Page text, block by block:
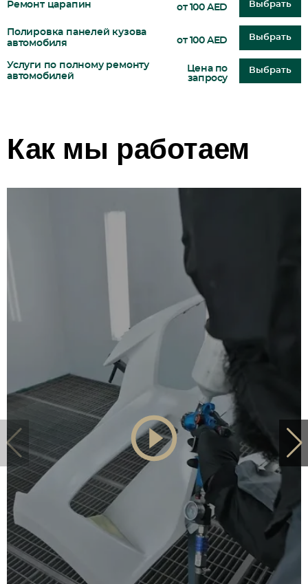
Ремонт царапин от 100 AED Выбрать
Полировка панелей кузова
автомобиля
от 100 AED Выбрать
Услуги по полному ремонту
автомобилей
Цена по
запросу
Выбрать
Как мы работаем